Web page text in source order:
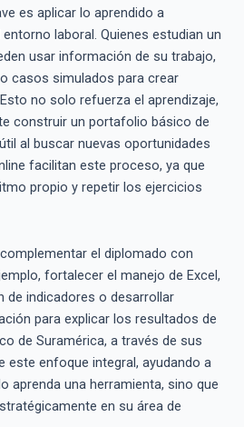
es aplicar lo aprendido a
laboral. Quienes estudian un
usar información de su trabajo,
casos simulados para crear
no solo refuerza el aprendizaje,
construir un portafolio básico de
al buscar nuevas oportunidades
facilitan este proceso, ya que
propio y repetir los ejercicios
el diplomado con
fortalecer el manejo de Excel,
de indicadores o desarrollar
para explicar los resultados de
de Suramérica, a través de sus
este enfoque integral, ayudando a
aprenda una herramienta, sino que
en su área de